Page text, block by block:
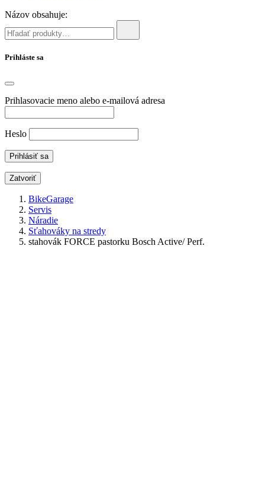
Názov obsahuje:
Prihláste sa
Prihlasovacie meno alebo e-mailová adresa
Heslo
Zatvoriť
BikeGarage
Servis
Náradie
Sťahováky na stredy
stahovák FORCE pastorku Bosch Active/ Perf.